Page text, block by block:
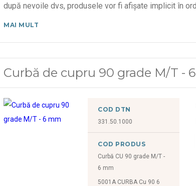
după nevoile dvs, produsele vor fi afișate implicit în
MAI MULT
Curbă de cupru 90 grade M/T -
COD DTN
331.50.1000
COD PRODUS
Curbă CU 90 grade M/T -
6 mm
5001A CURBA Cu 90 6